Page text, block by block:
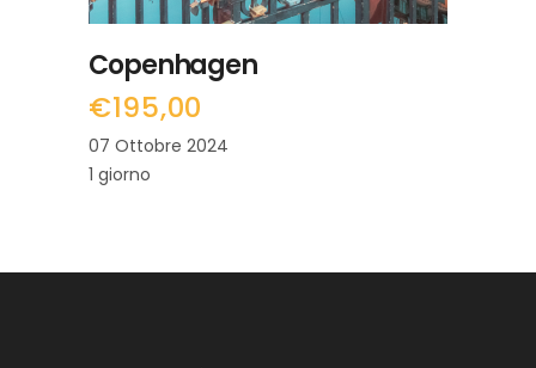
Copenhagen
€195,00
07 Ottobre 2024
1 giorno